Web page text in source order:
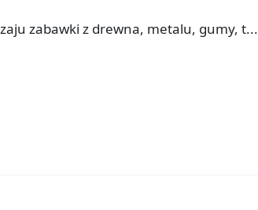
zabawki z drewna, metalu, gumy, t...